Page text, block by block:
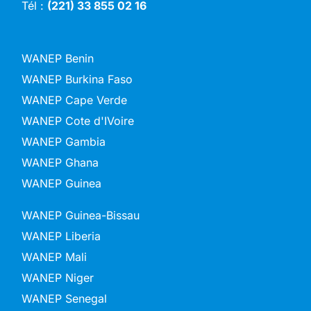
Tél : (221) 33 855 02 16
WANEP Benin
WANEP Burkina Faso
WANEP Cape Verde
WANEP Cote d'IVoire
WANEP Gambia
WANEP Ghana
WANEP Guinea
WANEP Guinea-Bissau
WANEP Liberia
WANEP Mali
WANEP Niger
WANEP Senegal